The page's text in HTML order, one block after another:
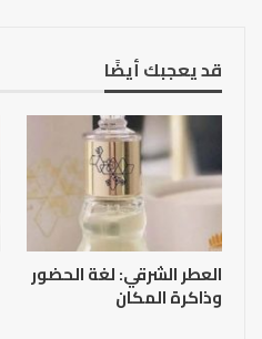
قد يعجبك أيضًا
العطر الشرقي: لغة الحضور
وذاكرة المكان